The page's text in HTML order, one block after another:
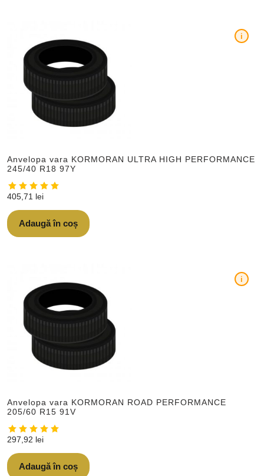
Anvelopa vara KORMORAN ULTRA HIGH PERFORMANCE
245/40 R18 97Y
i
405,71 lei
Adaugă în coș
Anvelopa vara KORMORAN ROAD PERFORMANCE
205/60 R15 91V
i
297,92 lei
Adaugă în coș